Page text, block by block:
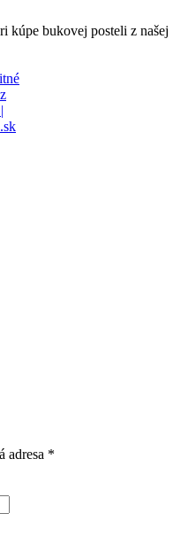
kúpe bukovej posteli z našej
adresa *